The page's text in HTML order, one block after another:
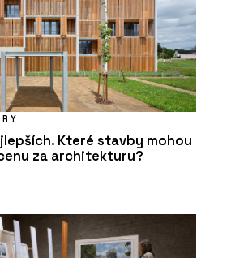
Které stavby mohou
za architekturu?